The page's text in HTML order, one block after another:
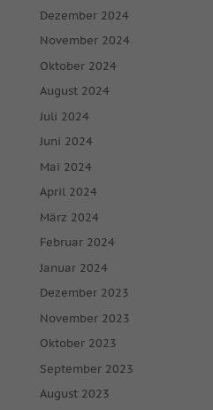
Dezember 2024
November 2024
Oktober 2024
August 2024
Juli 2024
Juni 2024
Mai 2024
April 2024
März 2024
Februar 2024
Januar 2024
Dezember 2023
November 2023
Oktober 2023
September 2023
August 2023